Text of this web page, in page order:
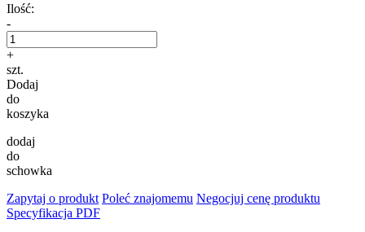
Ilość:
-
+
szt.
Dodaj
do
koszyka
dodaj
do
schowka
Zapytaj o produkt Poleć znajomemu Negocjuj cenę produktu
Specyfikacja PDF